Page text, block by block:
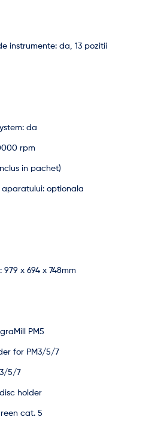
instrumente: da, 13 pozitii
da
rpm
in pachet)
optionala
979 x 694 x 748mm
PM5
for PM3/5/7
3/5/7
holder
cat. 5